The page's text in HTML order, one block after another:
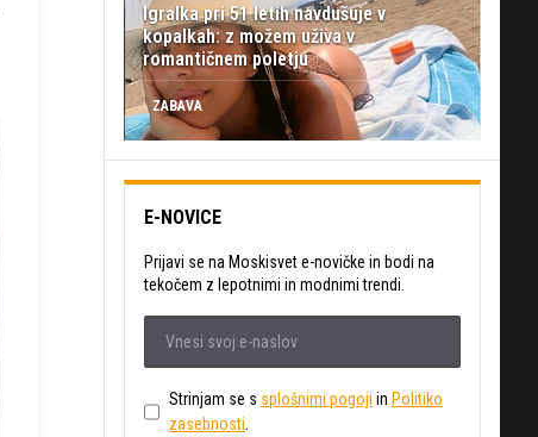
Igralka pri 51 letih navdušuje v
kopalkah: z možem uživa v
romantičnem poletju
ZABAVA
E-NOVICE
Prijavi se na Moskisvet e-novičke in bodi na
tekočem z lepotnimi in modnimi trendi.
Strinjam se s splošnimi pogoji in Politiko
zasebnosti